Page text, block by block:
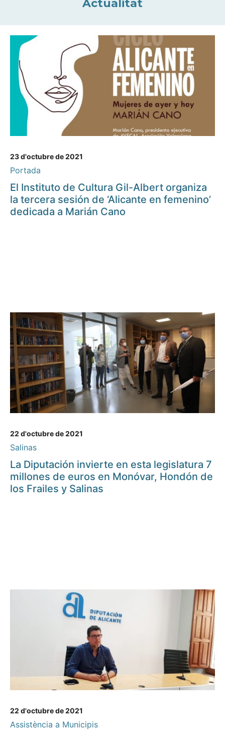
Actualitat
23 d'octubre de 2021
Portada
El Instituto de Cultura Gil-Albert organiza
la tercera sesión de ‘Alicante en femenino’
dedicada a Marián Cano
22 d'octubre de 2021
Salinas
La Diputación invierte en esta legislatura 7
millones de euros en Monóvar, Hondón de
los Frailes y Salinas
22 d'octubre de 2021
Assistència a Municipis